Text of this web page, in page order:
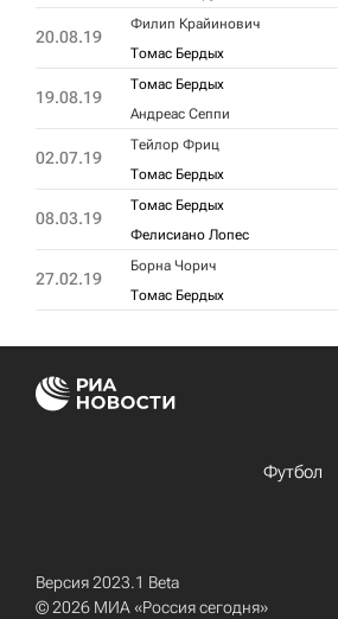
20.08.19
Филип Крайинович
Томас Бердых
19.08.19
Томас Бердых
Андреас Сеппи
02.07.19
Тейлор Фриц
Томас Бердых
08.03.19
Томас Бердых
Фелисиано Лопес
27.02.19
Борна Чорич
Томас Бердых
Футбол
Версия 2023.1 Beta
© 2026 МИА «Россия сегодня»